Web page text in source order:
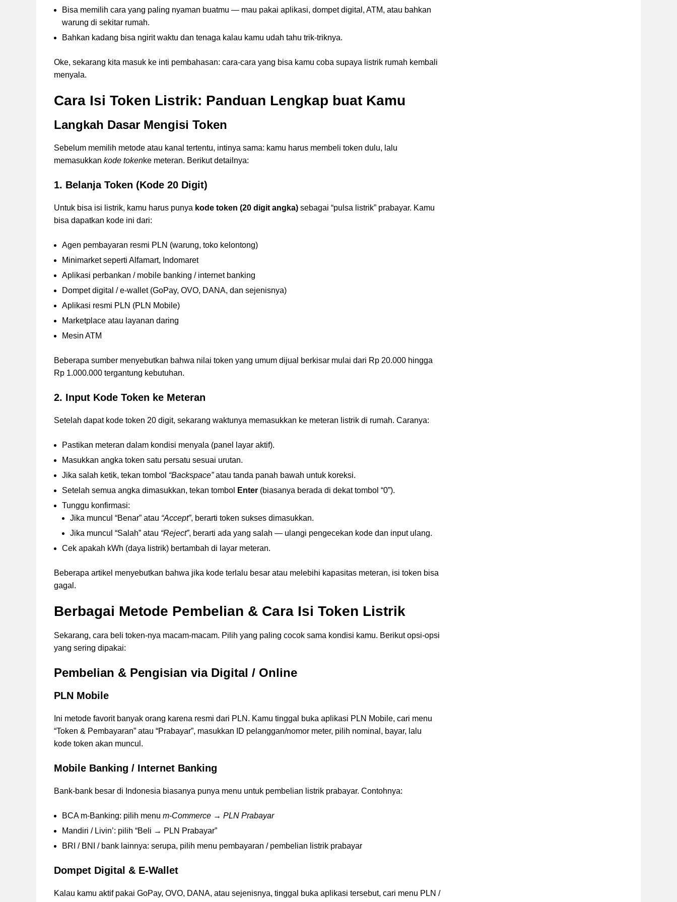
Bisa memilih cara yang paling nyaman buatmu — mau pakai aplikasi, dompet digital, ATM, atau bahkan
warung di sekitar rumah.
Bahkan kadang bisa ngirit waktu dan tenaga kalau kamu udah tahu trik-triknya.
Oke, sekarang kita masuk ke inti pembahasan: cara-cara yang bisa kamu coba supaya listrik rumah kembali
menyala.
Cara Isi Token Listrik: Panduan Lengkap buat Kamu
Langkah Dasar Mengisi Token
Sebelum memilih metode atau kanal tertentu, intinya sama: kamu harus membeli token dulu, lalu
memasukkan kode tokenke meteran. Berikut detailnya:
1. Belanja Token (Kode 20 Digit)
Untuk bisa isi listrik, kamu harus punya kode token (20 digit angka) sebagai “pulsa listrik” prabayar. Kamu
bisa dapatkan kode ini dari:
Agen pembayaran resmi PLN (warung, toko kelontong)
Minimarket seperti Alfamart, Indomaret
Aplikasi perbankan / mobile banking / internet banking
Dompet digital / e-wallet (GoPay, OVO, DANA, dan sejenisnya)
Aplikasi resmi PLN (PLN Mobile)
Marketplace atau layanan daring
Mesin ATM
Beberapa sumber menyebutkan bahwa nilai token yang umum dijual berkisar mulai dari Rp 20.000 hingga
Rp 1.000.000 tergantung kebutuhan.
2. Input Kode Token ke Meteran
Setelah dapat kode token 20 digit, sekarang waktunya memasukkan ke meteran listrik di rumah. Caranya:
Pastikan meteran dalam kondisi menyala (panel layar aktif).
Masukkan angka token satu persatu sesuai urutan.
Jika salah ketik, tekan tombol “Backspace”atau tanda panah bawah untuk koreksi.
Setelah semua angka dimasukkan, tekan tombol
Enter (biasanya berada di dekat tombol “0”).
Tunggu konfirmasi:
Jika muncul “Benar” atau “Accept”, berarti token sukses dimasukkan.
Jika muncul “Salah” atau “Reject”, berarti ada yang salah — ulangi pengecekan kode dan input ulang.
Cek apakah kWh (daya listrik) bertambah di layar meteran.
Beberapa artikel menyebutkan bahwa jika kode terlalu besar atau melebihi kapasitas meteran, isi token bisa
gagal.
Berbagai Metode Pembelian & Cara Isi Token Listrik
Sekarang, cara beli token-nya macam-macam. Pilih yang paling cocok sama kondisi kamu. Berikut opsi-opsi
yang sering dipakai:
Pembelian & Pengisian via Digital / Online
PLN Mobile
Ini metode favorit banyak orang karena resmi dari PLN. Kamu tinggal buka aplikasi PLN Mobile, cari menu
“Token & Pembayaran” atau “Prabayar”, masukkan ID pelanggan/nomor meter, pilih nominal, bayar, lalu
kode token akan muncul.
Mobile Banking / Internet Banking
Bank-bank besar di Indonesia biasanya punya menu untuk pembelian listrik prabayar. Contohnya:
BCA m-Banking: pilih menu m-Commerce → PLN Prabayar
Mandiri / Livin’: pilih “Beli → PLN Prabayar”
BRI / BNI / bank lainnya: serupa, pilih menu pembayaran / pembelian listrik prabayar
Dompet Digital & E-Wallet
Kalau kamu aktif pakai GoPay, OVO, DANA, atau sejenisnya, tinggal buka aplikasi tersebut, cari menu PLN /